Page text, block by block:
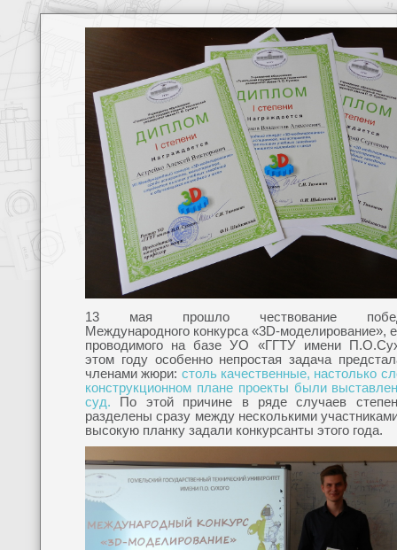
13 мая прошло чествование
Международного конкурса «3D-моделирование»,
проводимого на базе УО «ГГТУ имени
этом году особенно непростая задача
членами жюри: столь качественные, настолько
конструкционном плане проекты были
суд. По этой причине в ряде случаев
разделены сразу между несколькими
высокую планку задали конкурсанты этого года.